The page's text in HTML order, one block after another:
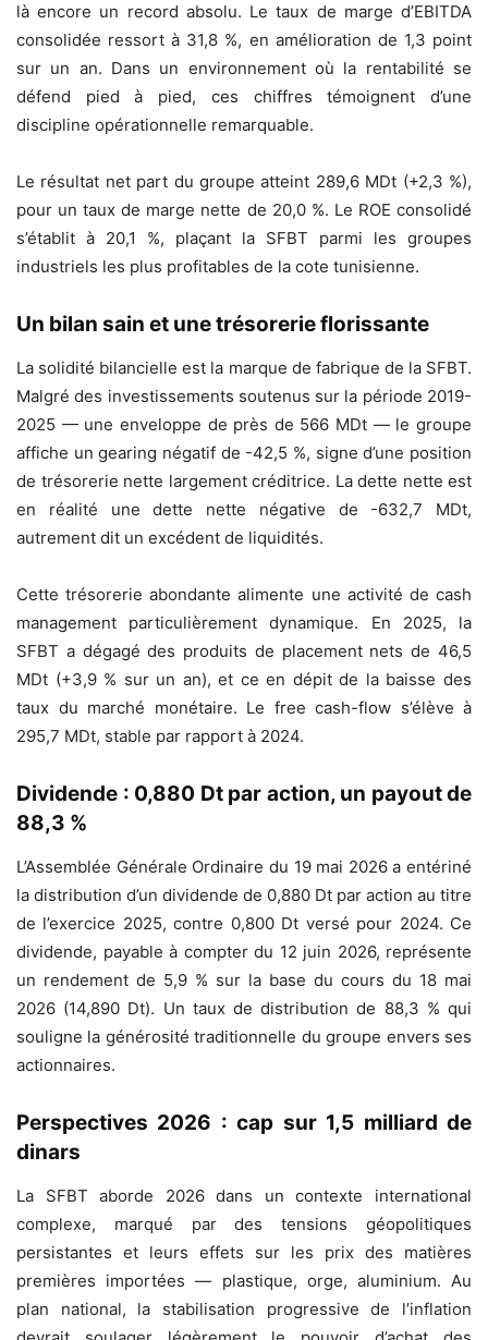
là encore un record absolu. Le taux de marge d’EBITDA
consolidée ressort à 31,8 %, en amélioration de 1,3 point
sur un an. Dans un environnement où la rentabilité se
défend pied à pied, ces chiffres témoignent d’une
discipline opérationnelle remarquable.
Le résultat net part du groupe atteint 289,6 MDt (+2,3 %),
pour un taux de marge nette de 20,0 %. Le ROE consolidé
s’établit à 20,1 %, plaçant la SFBT parmi les groupes
industriels les plus profitables de la cote tunisienne.
Un bilan sain et une trésorerie florissante
La solidité bilancielle est la marque de fabrique de la SFBT.
Malgré des investissements soutenus sur la période 2019-
2025 — une enveloppe de près de 566 MDt — le groupe
affiche un gearing négatif de -42,5 %, signe d’une position
de trésorerie nette largement créditrice. La dette nette est
en réalité une dette nette négative de -632,7 MDt,
autrement dit un excédent de liquidités.
Cette trésorerie abondante alimente une activité de cash
management particulièrement dynamique. En 2025, la
SFBT a dégagé des produits de placement nets de 46,5
MDt (+3,9 % sur un an), et ce en dépit de la baisse des
taux du marché monétaire. Le free cash-flow s’élève à
295,7 MDt, stable par rapport à 2024.
Dividende : 0,880 Dt par action, un payout de
88,3 %
L’Assemblée Générale Ordinaire du 19 mai 2026 a entériné
la distribution d’un dividende de 0,880 Dt par action au titre
de l’exercice 2025, contre 0,800 Dt versé pour 2024. Ce
dividende, payable à compter du 12 juin 2026, représente
un rendement de 5,9 % sur la base du cours du 18 mai
2026 (14,890 Dt). Un taux de distribution de 88,3 % qui
souligne la générosité traditionnelle du groupe envers ses
actionnaires.
Perspectives 2026 : cap sur 1,5 milliard de
dinars
La SFBT aborde 2026 dans un contexte international
complexe, marqué par des tensions géopolitiques
persistantes et leurs effets sur les prix des matières
premières importées — plastique, orge, aluminium. Au
plan national, la stabilisation progressive de l’inflation